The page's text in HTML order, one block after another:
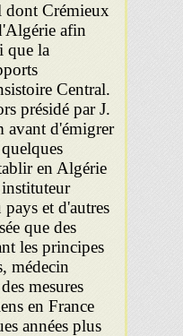
dont Crémieux
afin
que la
Central.
présidé par J.
avant d'émigrer
en Algérie
instituteur
et d'autres
que des
les principes
médecin
mesures
en France
années plus